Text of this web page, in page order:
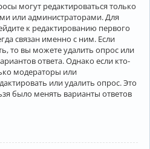
могут редактироваться только
или администраторами. Для
к редактированию первого
связан именно с ним. Если
то вы можете удалить опрос или
ответа. Однако если кто-
модераторы или
или удалить опрос. Это
было менять варианты ответов